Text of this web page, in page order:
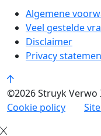
Algemene
Veel gestelde
Disclaimer
Privacy
©2026 Struyk
Cookie policy